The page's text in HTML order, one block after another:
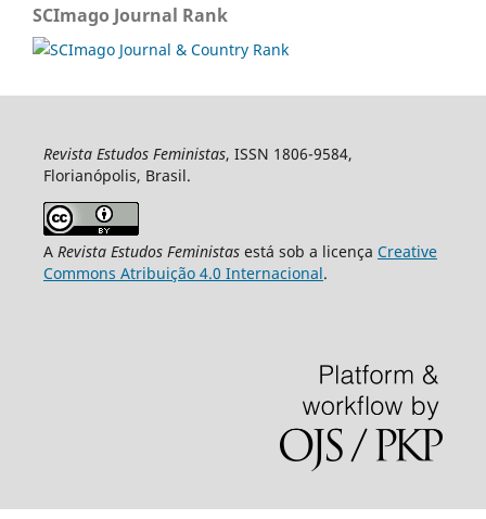
SCImago Journal Rank
Revista Estudos Feministas, ISSN 1806-9584,
Florianópolis, Brasil.
A Revista Estudos Feministasestá sob a licença Creative
Commons Atribuição 4.0 Internacional.